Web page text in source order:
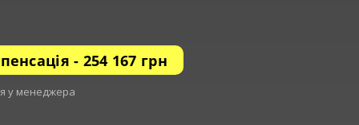
- 254 167 грн
у менеджера